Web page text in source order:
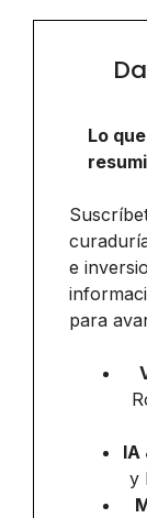
Lo
e
para
IA
y